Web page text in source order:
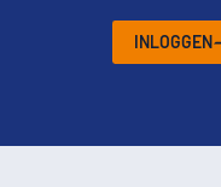
INLOGGEN